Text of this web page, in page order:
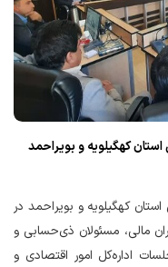
کهگیلویه و بویراحمد
کهگیلویه و بویراحمد در
از مدیران مالی، مسئولان ذی‌حسابی و
اداره‌کل امور اقتصادی و